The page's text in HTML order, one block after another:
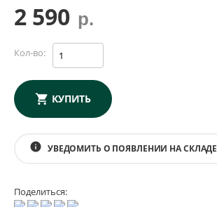
2 590 р.
Кол-во:
КУПИТЬ
info УВЕДОМИТЬ О ПОЯВЛЕНИИ НА СКЛАДЕ
Поделиться: